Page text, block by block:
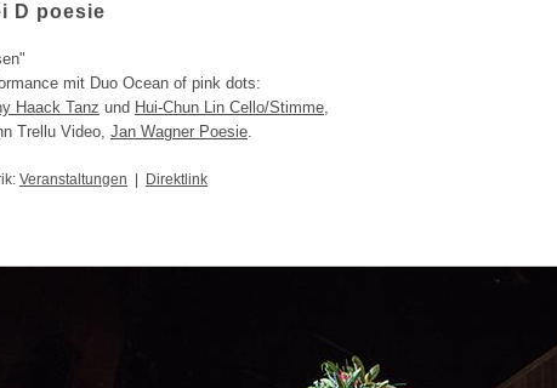
D poesie
mit Duo Ocean of pink dots:
Haack Tanz und Hui-Chun Lin Cello/Stimme,
Trellu Video, Jan Wagner Poesie.
Veranstaltungen Direktlink